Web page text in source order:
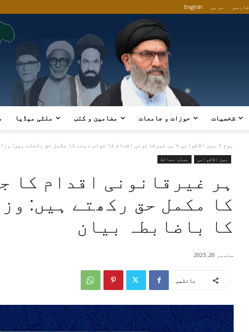
English عربی فارسی
شخصیات حوزات و جامعات مضامین و کتب ملٹی میڈیا
ہوم بین الاقوامی ہر غیرقانونی اقدام کا جواب دینے کا مکمل حق رکھتے ہیں:
بین الاقوامی مسلم ممالک
ہر غیرقانونی اقدام کا
کا مکمل حق رکھتے ہیں:
کا باضابطہ بیان
ستمبر 20, 2025
بانٹیں